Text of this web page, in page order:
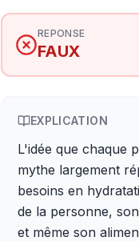
REPONSE
FAUX
EXPLICATION
L'idée que chaque
mythe largement
besoins en
de la personne,
et même son